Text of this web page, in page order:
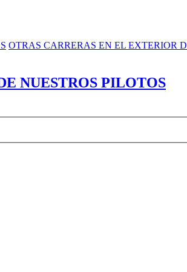
OTRAS CARRERAS EN EL EXTERIOR
NUESTROS PILOTOS